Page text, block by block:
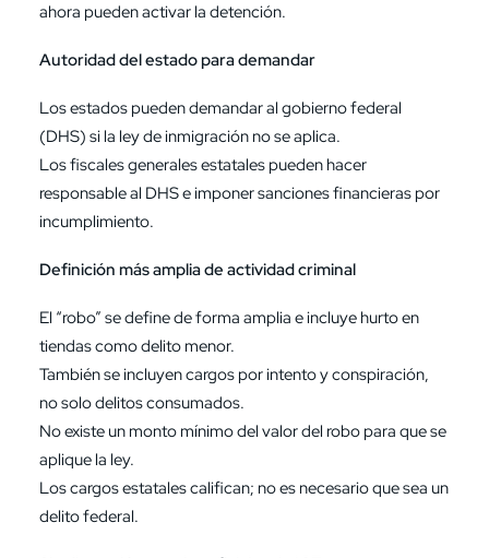
ahora pueden activar la detención.
Autoridad del estado para demandar
Los estados pueden demandar al gobierno federal
(DHS) si la ley de inmigración no se aplica.
Los fiscales generales estatales pueden hacer
responsable al DHS e imponer sanciones financieras por
incumplimiento.
Definición más amplia de actividad criminal
El “robo” se define de forma amplia e incluye hurto en
tiendas como delito menor.
También se incluyen cargos por intento y conspiración,
no solo delitos consumados.
No existe un monto mínimo del valor del robo para que se
aplique la ley.
Los cargos estatales califican; no es necesario que sea un
delito federal.